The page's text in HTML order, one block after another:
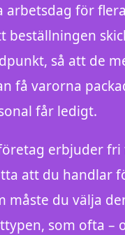
arbetsdag för
beställningen
så att de
få varorna
får ledigt.
erbjuder fri
att du handlar
måste du välja
som ofta –